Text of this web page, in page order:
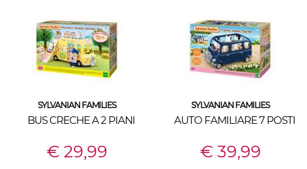
SYLVANIAN FAMILIES
BUS CRECHE A 2 PIANI
€ 29,99
SYLVANIAN FAMILIES
AUTO FAMILIARE 7 POSTI
€ 39,99